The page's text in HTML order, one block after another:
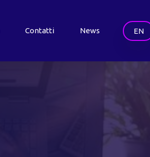
EN
Contatti News